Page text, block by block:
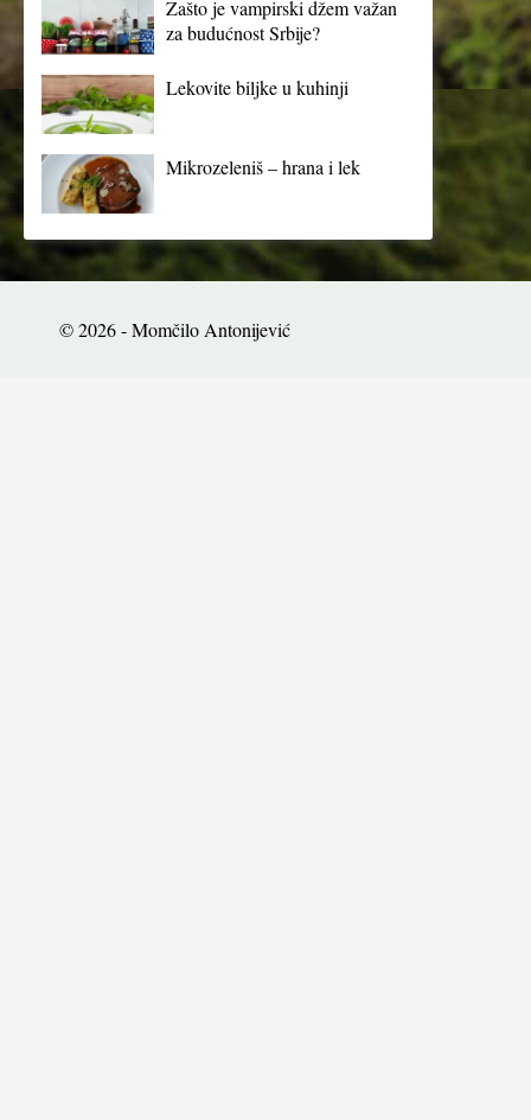
Zašto je vampirski džem važan
za budućnost Srbije?
Lekovite biljke u kuhinji
Mikrozeleniš – hrana i lek
© 2026 - Momčilo Antonijević